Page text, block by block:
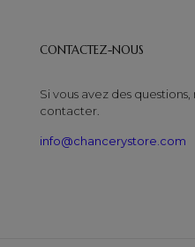
CONTACTEZ-NOUS
Si vous avez des
contacter.
info@chancerystore.com